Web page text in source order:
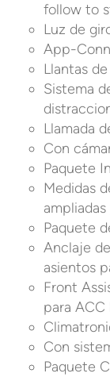
follow to
Luz de
App-
Llantas
Sistema
Llamada
Con
Paquete
Medidas
Paquete
Anclaje
asientos
Front
para ACC
Con
Paquete